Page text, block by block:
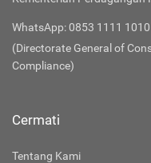
WhatsApp: 0853 1111
(Directorate General of
Compliance)
Cermati
Tentang Kami